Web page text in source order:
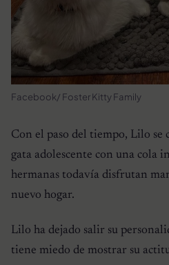
Facebook/ Foster Kitty Family
Con el paso del tiempo, Lilo
gata adolescente con una cola
hermanas todavía disfrutan
nuevo hogar.
Lilo ha dejado salir su
tiene miedo de mostrar su